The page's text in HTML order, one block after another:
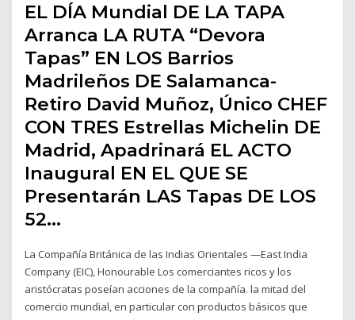
EL DÍA Mundial DE LA TAPA
Arranca LA RUTA “Devora
Tapas” EN LOS Barrios
Madrileños DE Salamanca-
Retiro David Muñoz, Único CHEF
CON TRES Estrellas Michelin DE
Madrid, Apadrinará EL ACTO
Inaugural EN EL QUE SE
Presentarán LAS Tapas DE LOS
52…
La Compañía Británica de las Indias Orientales​ —East India
Company (EIC), Honourable Los comerciantes ricos y los
aristócratas poseían acciones de la compañía. la mitad del
comercio mundial, en particular con productos básicos que